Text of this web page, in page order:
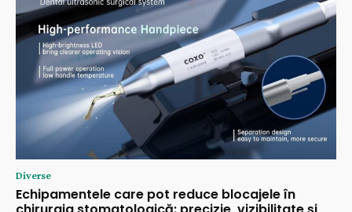
Diverse
Echipamentele care pot reduce blocajele în